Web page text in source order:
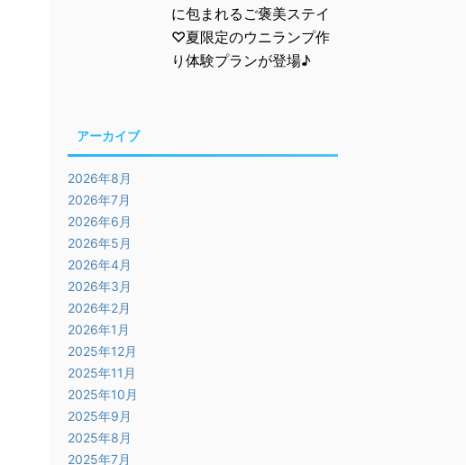
に包まれるご褒美ステイ
♡夏限定のウニランプ作
り体験プランが登場♪
アーカイブ
2026年8月
2026年7月
2026年6月
2026年5月
2026年4月
2026年3月
2026年2月
2026年1月
2025年12月
2025年11月
2025年10月
2025年9月
2025年8月
2025年7月